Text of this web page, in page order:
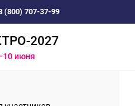
(800) 707-37-99
2027
июня